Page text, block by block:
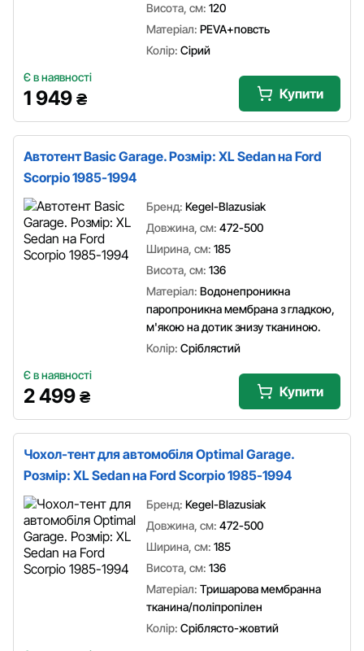
Висота, см: 120
Матеріал: PEVA+повсть
Колір: Сірий
Є в наявності
1 949 ₴ Купити
Автотент Basic Garage. Розмір: XL Sedan на Ford
Scorpio 1985-1994
Бренд: Kegel-Blazusiak
Довжина, см: 472-500
Ширина, см: 185
Висота, см: 136
Матеріал: Водонепроникна
паропроникна мембрана з гладкою,
м'якою на дотик знизу тканиною.
Колір: Сріблястий
Є в наявності
2 499 ₴ Купити
Чохол-тент для автомобіля Optimal Garage.
Розмір: XL Sedan на Ford Scorpio 1985-1994
Бренд: Kegel-Blazusiak
Довжина, см: 472-500
Ширина, см: 185
Висота, см: 136
Матеріал: Тришарова мембранна
тканина/поліпропілен
Колір: Сріблясто-жовтий